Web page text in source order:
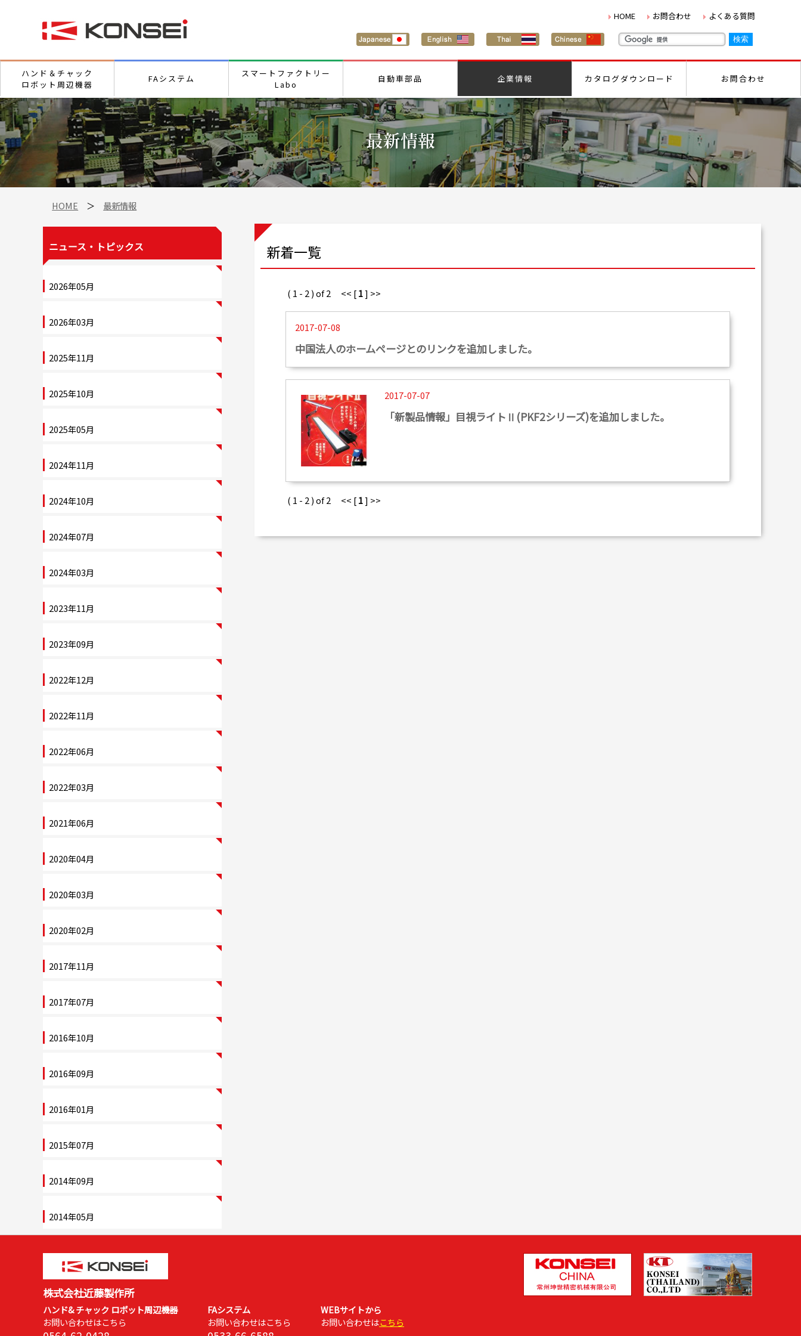
HOME お問合わせ よくある質問
ハンド＆チャック
ロボット周辺機器
FAシステム
スマートファクトリー
Labo
自動車部品 企業情報 カタログダウンロード お問合わせ
最新情報
HOME ＞ 最新情報
ニュース・トピックス
2026年05月
2026年03月
2025年11月
2025年10月
2025年05月
2024年11月
2024年10月
2024年07月
2024年03月
2023年11月
2023年09月
2022年12月
2022年11月
2022年06月
2022年03月
2021年06月
2020年04月
2020年03月
2020年02月
2017年11月
2017年07月
2016年10月
2016年09月
2016年01月
2015年07月
2014年09月
2014年05月
新着一覧
( 1 - 2 ) of 2 << [1] >>
2017-07-08
中国法人のホームページとのリンクを追加しました。
2017-07-07
「新製品情報」目視ライトⅡ(PKF2シリーズ)を追加しました。
( 1 - 2 ) of 2 << [1] >>
株式会社近藤製作所
ハンド& チャック ロボット周辺機器
お問い合わせはこちら
FAシステム
お問い合わせはこちら
WEBサイトから
お問い合わせはこちら